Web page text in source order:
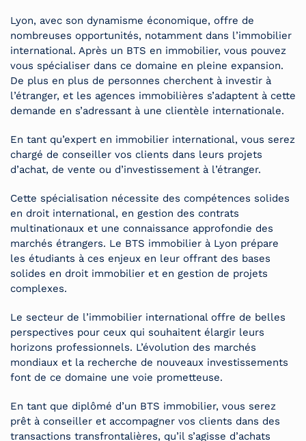
Lyon, avec son dynamisme économique, offre de
nombreuses opportunités, notamment dans l’immobilier
international. Après un BTS en immobilier, vous pouvez
vous spécialiser dans ce domaine en pleine expansion.
De plus en plus de personnes cherchent à investir à
l’étranger, et les agences immobilières s’adaptent à cette
demande en s’adressant à une clientèle internationale.
En tant qu’expert en immobilier international, vous serez
chargé de conseiller vos clients dans leurs projets
d’achat, de vente ou d’investissement à l’étranger.
Cette spécialisation nécessite des compétences solides
en droit international, en gestion des contrats
multinationaux et une connaissance approfondie des
marchés étrangers. Le BTS immobilier à Lyon prépare
les étudiants à ces enjeux en leur offrant des bases
solides en droit immobilier et en gestion de projets
complexes.
Le secteur de l’immobilier international offre de belles
perspectives pour ceux qui souhaitent élargir leurs
horizons professionnels. L’évolution des marchés
mondiaux et la recherche de nouveaux investissements
font de ce domaine une voie prometteuse.
En tant que diplômé d’un BTS immobilier, vous serez
prêt à conseiller et accompagner vos clients dans des
transactions transfrontalières, qu’il s’agisse d’achats